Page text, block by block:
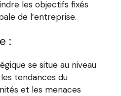
les objectifs fixés
de l’entreprise.
:
se situe au niveau
tendances du
et les menaces